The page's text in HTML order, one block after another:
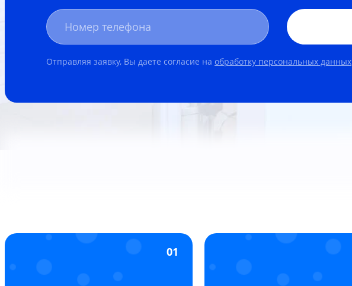
Отправляя заявку, Вы даете согласие на обработку персональных данных
01